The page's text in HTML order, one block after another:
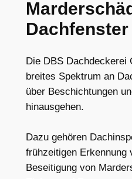
Die DBS Dachdeckerei
breites Spektrum an
über Beschichtungen
hinausgehen.
Dazu gehören
frühzeitigen Erkennung
Beseitigung von